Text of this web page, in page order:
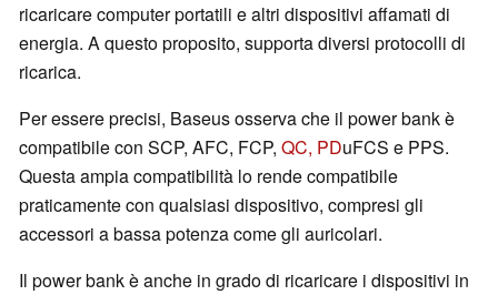
ricaricare computer portatili e altri dispositivi affamati di
energia. A questo proposito, supporta diversi protocolli di
ricarica.
Per essere precisi, Baseus osserva che il power bank è
compatibile con SCP, AFC, FCP, QC, PDuFCS e PPS.
Questa ampia compatibilità lo rende compatibile
praticamente con qualsiasi dispositivo, compresi gli
accessori a bassa potenza come gli auricolari.
Il power bank è anche in grado di ricaricare i dispositivi in